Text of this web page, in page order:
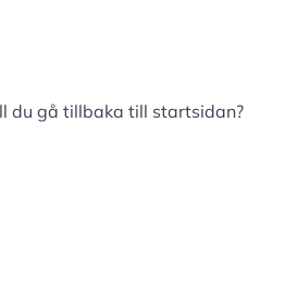
du gå tillbaka till startsidan?